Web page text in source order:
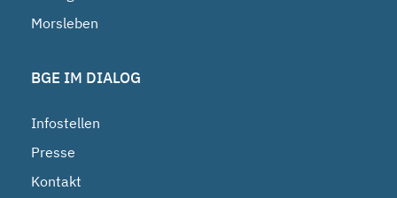
Morsleben
BGE IM DIALOG
Infostellen
Presse
Kontakt